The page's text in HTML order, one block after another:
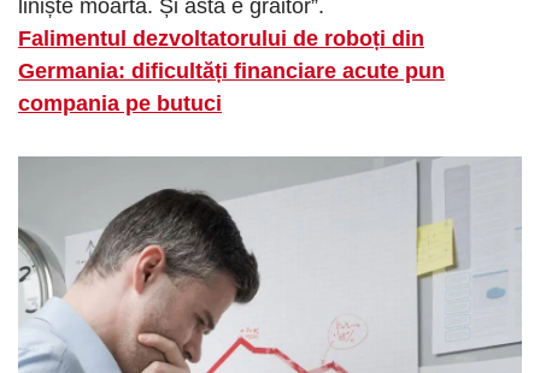
liniște moartă. Și asta e grăitor”.
Falimentul dezvoltatorului de roboți din
Germania: dificultăți financiare acute pun
compania pe butuci